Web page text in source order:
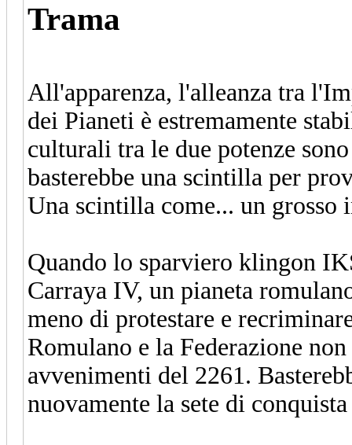
Trama
All'apparenza, l'alleanza tra
dei Pianeti è estremamente
culturali tra le due potenze
basterebbe una scintilla per
Una scintilla come... un grosso
Quando lo sparviero klingon
Carraya IV, un pianeta
meno di protestare e
Romulano e la Federazione
avvenimenti del 2261.
nuovamente la sete di